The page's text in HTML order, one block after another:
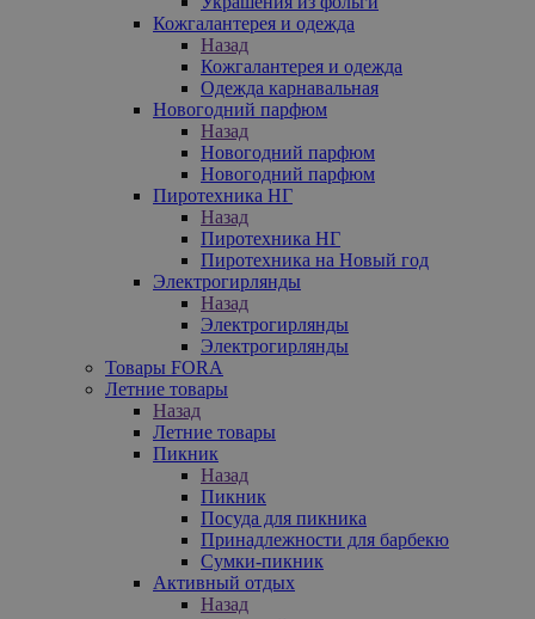
Кожгалантерея и одежда
Назад
Кожгалантерея и одежда
Одежда карнавальная
Новогодний парфюм
Назад
Новогодний парфюм
Новогодний парфюм
Пиротехника НГ
Назад
Пиротехника НГ
Пиротехника на Новый год
Электрогирлянды
Назад
Электрогирлянды
Электрогирлянды
Товары FORA
Летние товары
Назад
Летние товары
Пикник
Назад
Пикник
Посуда для пикника
Принадлежности для барбекю
Сумки-пикник
Активный отдых
Назад